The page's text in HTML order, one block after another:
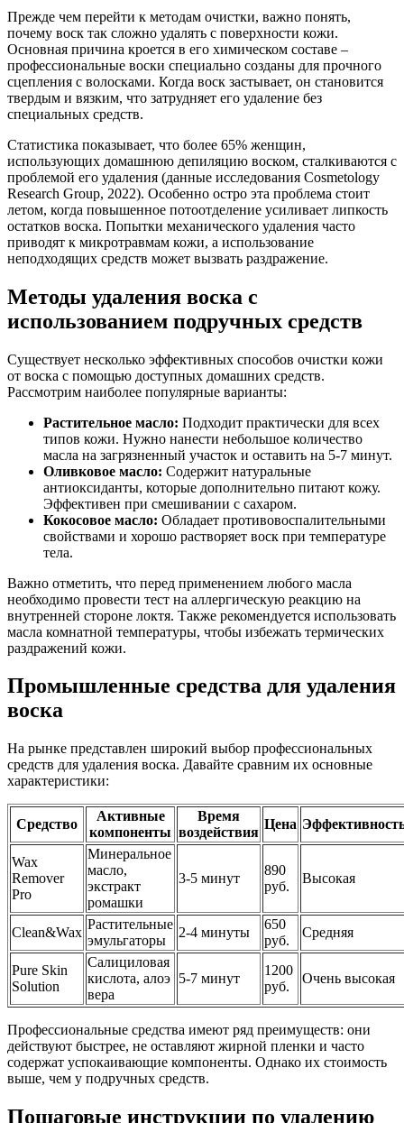
Прежде чем перейти к методам очистки, важно понять,
почему воск так сложно удалять с поверхности кожи.
Основная причина кроется в его химическом составе –
профессиональные воски специально созданы для прочного
сцепления с волосками. Когда воск застывает, он становится
твердым и вязким, что затрудняет его удаление без
специальных средств.
Статистика показывает, что более 65% женщин,
использующих домашнюю депиляцию воском, сталкиваются с
проблемой его удаления (данные исследования Cosmetology
Research Group, 2022). Особенно остро эта проблема стоит
летом, когда повышенное потоотделение усиливает липкость
остатков воска. Попытки механического удаления часто
приводят к микротравмам кожи, а использование
неподходящих средств может вызвать раздражение.
Методы удаления воска с
использованием подручных средств
Существует несколько эффективных способов очистки кожи
от воска с помощью доступных домашних средств.
Рассмотрим наиболее популярные варианты:
Растительное масло: Подходит практически для всех
типов кожи. Нужно нанести небольшое количество
масла на загрязненный участок и оставить на 5-7 минут.
Оливковое масло: Содержит натуральные
антиоксиданты, которые дополнительно питают кожу.
Эффективен при смешивании с сахаром.
Кокосовое масло: Обладает противовоспалительными
свойствами и хорошо растворяет воск при температуре
тела.
Важно отметить, что перед применением любого масла
необходимо провести тест на аллергическую реакцию на
внутренней стороне локтя. Также рекомендуется использовать
масла комнатной температуры, чтобы избежать термических
раздражений кожи.
Промышленные средства для удаления
воска
На рынке представлен широкий выбор профессиональных
средств для удаления воска. Давайте сравним их основные
характеристики:
Средство
Активные
компоненты
Время
воздействия
Цена
Wax
Remover
Pro
Минеральное
масло,
экстракт
ромашки
3-5 минут
890
руб.
Высокая
Clean&Wax
Растительные
эмульгаторы
2-4 минуты
650
руб.
Средняя
Pure Skin
Solution
Салициловая
кислота, алоэ
вера
5-7 минут
1200
руб.
Очень высокая
Профессиональные средства имеют ряд преимуществ: они
действуют быстрее, не оставляют жирной пленки и часто
содержат успокаивающие компоненты. Однако их стоимость
выше, чем у подручных средств.
Пошаговые инструкции по удалению